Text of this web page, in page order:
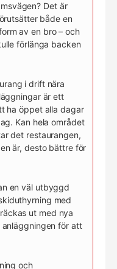
Det är
både en
av en bro – och
förlänga backen
i drift nära
är ett
ha öppet alla dagar
Kan hela området
det restaurangen,
är, desto bättre för
en väl utbyggd
med
ut med nya
för att
och